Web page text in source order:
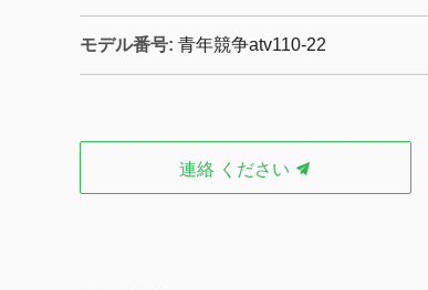
モデル番号: 青年競争atv110-22
連絡 ください